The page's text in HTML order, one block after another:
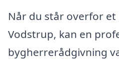
Når du står overfor
Vodstrup, kan en
bygherrerådgivning